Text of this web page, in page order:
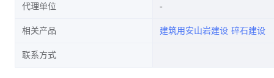
代理单位
相关产品 建筑用安山岩建设 碎石建设
联系方式